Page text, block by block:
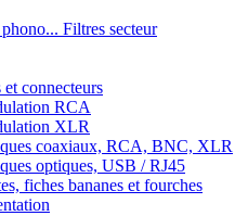
Filtres secteur
et connecteurs
RCA
XLR
coaxiaux, RCA, BNC, XLR
optiques, USB / RJ45
fiches bananes et fourches